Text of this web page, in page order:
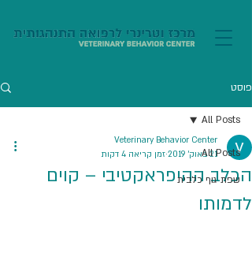
פוסט
All Posts
שפת גוף כלבית
All Posts
הכלב ההיפראקטיבי – קוים
לדמותו
Veterinary Behavior Center
21 באוק׳ 2019
זמן קריאה 4 דקות